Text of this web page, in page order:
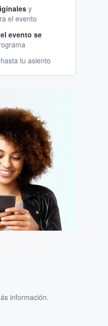
y
el evento
evento se
hasta tu asiento
información.